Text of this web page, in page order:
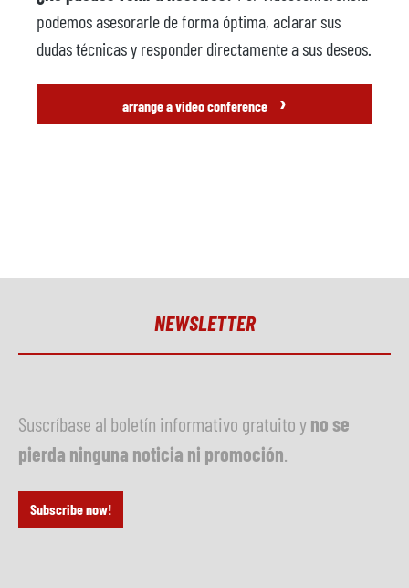
podemos asesorarle de forma óptima, aclarar sus
dudas técnicas y responder directamente a sus deseos.
arrange a video conference ›
NEWSLETTER
Suscríbase al boletín informativo gratuito yno se
pierda ninguna noticia ni promoción
Subscribe now!